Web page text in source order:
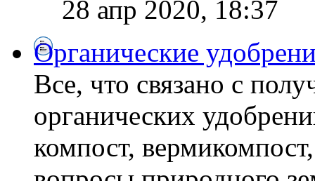
28 апр 2020, 18:37
Органические
Все, что связано с
органических
компост,